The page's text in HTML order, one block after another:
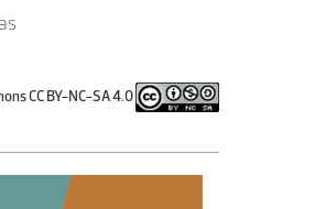
CC BY-NC-SA 4.0